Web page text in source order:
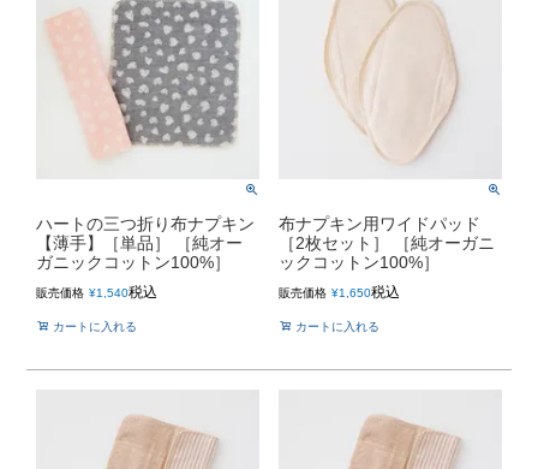
ハートの三つ折り布ナプキン
【薄手】［単品］ ［純オー
ガニックコットン100%］
販売価格 ¥1,540税込
カートに入れる
布ナプキン用ワイドパッド
［2枚セット］ ［純オーガニ
ックコットン100%］
販売価格 ¥1,650税込
カートに入れる